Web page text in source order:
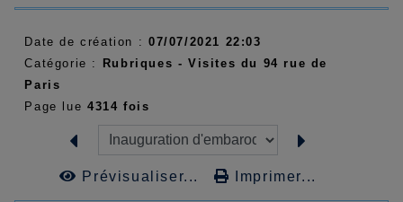
Date de création : 07/07/2021 22:03
Catégorie :
Rubriques - Visites du 94 rue de
Paris
Page lue 4314 fois
Prévisualiser... Imprimer...